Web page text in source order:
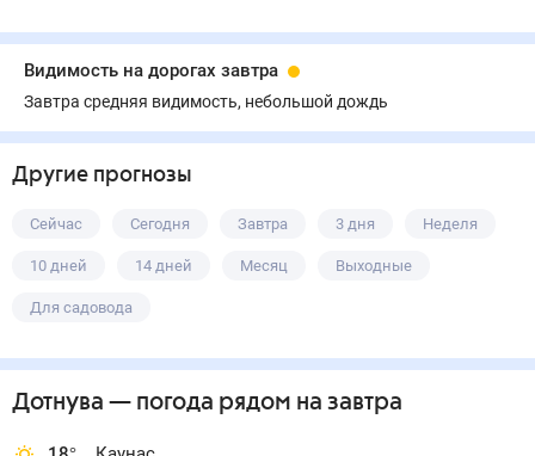
Видимость на дорогах завтра
Завтра средняя видимость, небольшой дождь
Другие прогнозы
Сейчас Сегодня Завтра 3 дня Неделя
10 дней 14 дней Месяц Выходные
Для садовода
Дотнува — погода рядом на завтра